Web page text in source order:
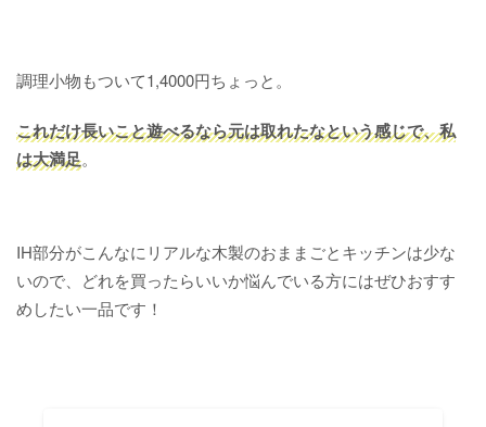
調理小物もついて1,4000円ちょっと。
これだけ長いこと遊べるなら元は取れたなという感じで、私
は大満足。
IH部分がこんなにリアルな木製のおままごとキッチンは少な
いので、どれを買ったらいいか悩んでいる方にはぜひおすす
めしたい一品です！